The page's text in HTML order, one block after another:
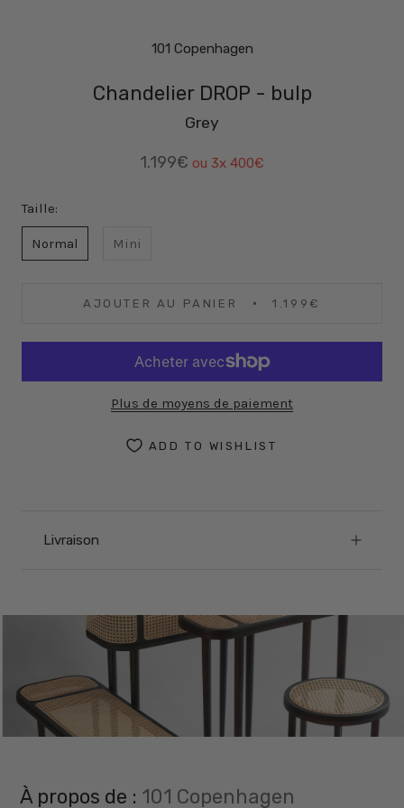
101 Copenhagen
Chandelier DROP - bulp
Grey
1.199€ ou 3x 400€
Taille:
Normal Mini
AJOUTER AU PANIER 1.199€
Plus de moyens de paiement
ADD TO WISHLIST
Livraison
À propos de : 101 Copenhagen